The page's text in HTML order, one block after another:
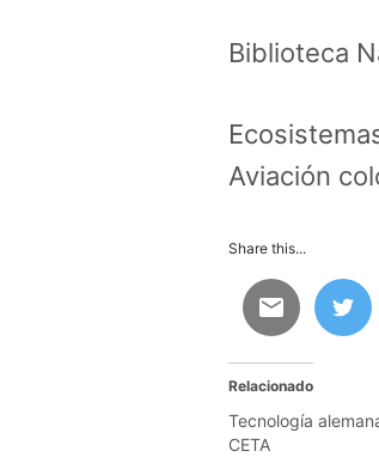
Biblioteca
Aviación
Share this...
Relacionado
Tecnología
CETA